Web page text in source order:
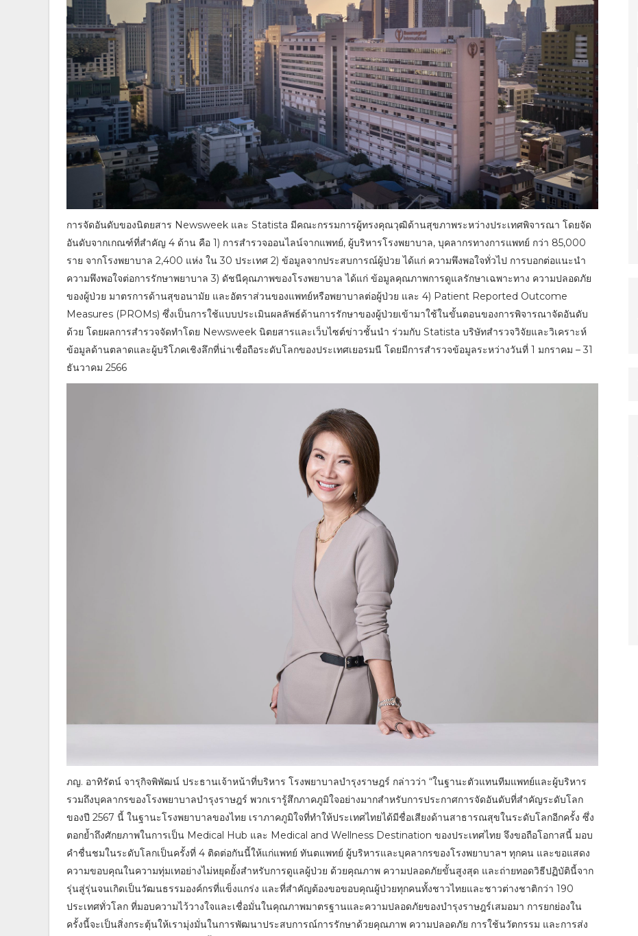
การจัดอันดับของนิตยสาร Newsweek และ Statista มีคณะกรรมการผู้ทรงคุณวุฒิด้านสุขภาพระหว่างประเทศพิจารณา โดยจัด
อันดับจากเกณฑ์ที่สำคัญ 4 ด้าน คือ 1) การสำรวจออนไลน์จากแพทย์, ผู้บริหารโรงพยาบาล, บุคลากรทางการแพทย์ กว่า 85,000
ราย จากโรงพยาบาล 2,400 แห่ง ใน 30 ประเทศ 2) ข้อมูลจากประสบการณ์ผู้ป่วย ได้แก่ ความพึงพอใจทั่วไป การบอกต่อแนะนำ
ความพึงพอใจต่อการรักษาพยาบาล 3) ดัชนีคุณภาพของโรงพยาบาล ได้แก่ ข้อมูลคุณภาพการดูแลรักษาเฉพาะทาง ความปลอดภัย
ของผู้ป่วย มาตรการด้านสุขอนามัย และอัตราส่วนของแพทย์หรือพยาบาลต่อผู้ป่วย และ 4) Patient Reported Outcome
Measures (PROMs) ซึ่งเป็นการใช้แบบประเมินผลลัพธ์ด้านการรักษาของผู้ป่วยเข้ามาใช้ในขั้นตอนของการพิจารณาจัดอันดับ
ด้วย โดยผลการสำรวจจัดทำโดย Newsweek นิตยสารและเว็บไซต์ข่าวชั้นนำ ร่วมกับ Statista บริษัทสำรวจวิจัยและวิเคราะห์
ข้อมูลด้านตลาดและผู้บริโภคเชิงลึกที่น่าเชื่อถือระดับโลกของประเทศเยอรมนี โดยมีการสำรวจข้อมูลระหว่างวันที่ 1 มกราคม – 31
ธันวาคม 2566
ภญ. อาทิรัตน์ จารุกิจพิพัฒน์ ประธานเจ้าหน้าที่บริหาร โรงพยาบาลบำรุงราษฎร์ กล่าวว่า “ในฐานะตัวแทนทีมแพทย์และผู้บริหาร
รวมถึงบุคลากรของโรงพยาบาลบำรุงราษฎร์ พวกเรารู้สึกภาคภูมิใจอย่างมากสำหรับการประกาศการจัดอันดับที่สำคัญระดับโลก
ของปี 2567 นี้ ในฐานะโรงพยาบาลของไทย เราภาคภูมิใจที่ทำให้ประเทศไทยได้มีชื่อเสียงด้านสาธารณสุขในระดับโลกอีกครั้ง ซึ่ง
ตอกย้ำถึงศักยภาพในการเป็น Medical Hub และ Medical and Wellness Destination ของประเทศไทย จึงขอถือโอกาสนี้ มอบ
คำชื่นชมในระดับโลกเป็นครั้งที่ 4 ติดต่อกันนี้ให้แก่แพทย์ ทันตแพทย์ ผู้บริหารและบุคลากรของโรงพยาบาลฯ ทุกคน และขอแสดง
ความขอบคุณในความทุ่มเทอย่างไม่หยุดยั้งสำหรับการดูแลผู้ป่วย ด้วยคุณภาพ ความปลอดภัยขั้นสูงสุด และถ่ายทอดวิธีปฏิบัตินี้จาก
รุ่นสู่รุ่นจนเกิดเป็นวัฒนธรรมองค์กรที่แข็งแกร่ง และที่สำคัญต้องขอขอบคุณผู้ป่วยทุกคนทั้งชาวไทยและชาวต่างชาติกว่า 190
ประเทศทั่วโลก ที่มอบความไว้วางใจและเชื่อมั่นในคุณภาพมาตรฐานและความปลอดภัยของบำรุงราษฎร์เสมอมา การยกย่องใน
ครั้งนี้จะเป็นสิ่งกระตุ้นให้เรามุ่งมั่นในการพัฒนาประสบการณ์การรักษาด้วยคุณภาพ ความปลอดภัย การใช้นวัตกรรม และการส่ง